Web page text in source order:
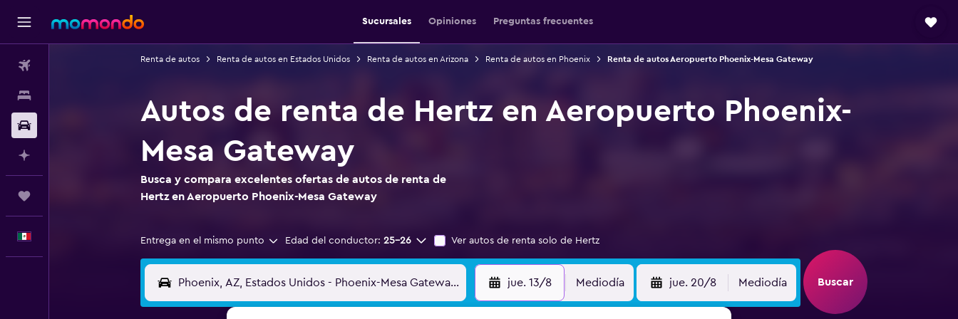
Sucursales Opiniones Preguntas frecuentes
Renta de autos Renta de autos en Estados Unidos Renta de autos en Arizona Renta de autos en Phoenix Renta de autos Aeropuerto Phoenix-Mesa Gateway
Autos de renta de Hertz en Aeropuerto Phoenix-
Mesa Gateway
Busca y compara excelentes ofertas de autos de renta de
Hertz en Aeropuerto Phoenix-Mesa Gateway
Entrega en el mismo punto Edad del conductor: 25-26 Ver autos de renta solo de Hertz
jue. 13/8 Mediodía jue. 20/8 Mediodía Buscar